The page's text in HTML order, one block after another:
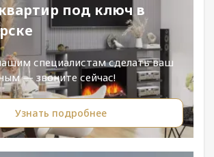
под ключ в
специалистам сделать ваш
— звоните сейчас!
Узнать подробнее